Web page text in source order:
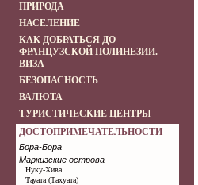
ПРИРОДА
НАСЕЛЕНИЕ
КАК ДОБРАТЬСЯ ДО
ФРАНЦУЗСКОЙ ПОЛИНЕЗИИ.
ВИЗА
БЕЗОПАСНОСТЬ
ВАЛЮТА
ТУРИСТИЧЕСКИЕ ЦЕНТРЫ
ДОСТОПРИМЕЧАТЕЛЬНОСТИ
Бора-Бора
Маркизские острова
Нуку-Хива
Тауата (Тахуата)